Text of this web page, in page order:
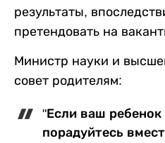
результаты,
претендовать на
Министр науки и
совет родителям:
"Если ваш ребенок
порадуйтесь